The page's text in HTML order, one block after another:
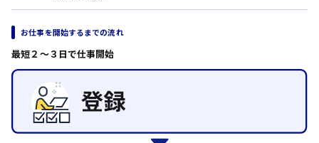
レジ
調理
洗い場
ラウンダー営業
ルート営業
呉市
東広島市
日給8000円～
お仕事を開始するまでの流れ
最短２〜３日で仕事開始